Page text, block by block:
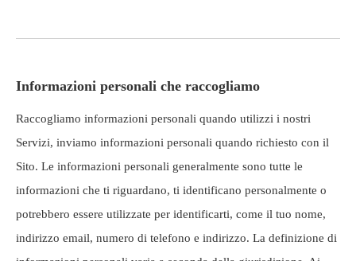
Informazioni personali che raccogliamo
Raccogliamo informazioni personali quando utilizzi i nostri
Servizi, inviamo informazioni personali quando richiesto con il
Sito. Le informazioni personali generalmente sono tutte le
informazioni che ti riguardano, ti identificano personalmente o
potrebbero essere utilizzate per identificarti, come il tuo nome,
indirizzo email, numero di telefono e indirizzo. La definizione di